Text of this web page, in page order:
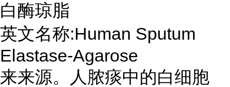
白酶琼脂
英文名称:Human Sputum
Elastase-Agarose
来来源。人脓痰中的白细胞